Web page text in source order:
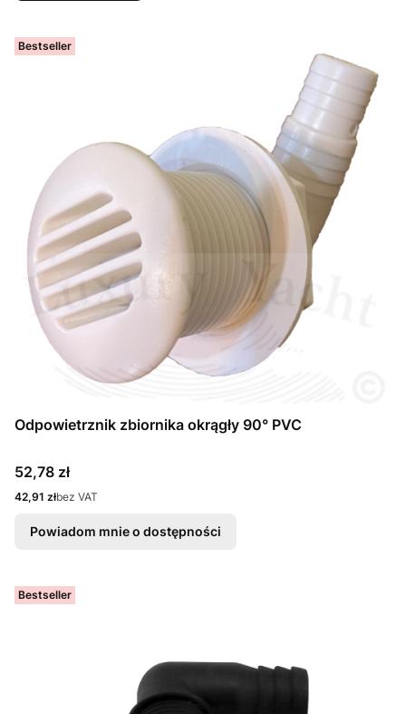
Bestseller
Odpowietrznik zbiornika okrągły 90° PVC
Cena
52,78 zł
Cena
42,91 złbez VAT
Powiadom mnie o dostępności
Bestseller